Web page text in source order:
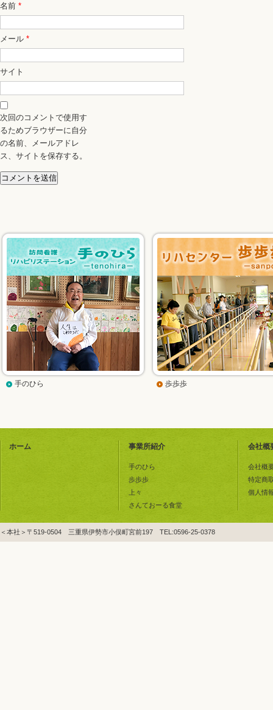
名前 *
メール *
サイト
次回のコメントで使用す
るためブラウザーに自分
の名前、メールアドレ
ス、サイトを保存する。
手のひら 歩歩歩
ホーム 事業所紹介
手のひら
歩歩歩
上々
さんておーる食堂
会社概
会社概
特定商
個人情
＜本社＞〒519-0504 三重県伊勢市小俣町宮前197 TEL:0596-25-0378